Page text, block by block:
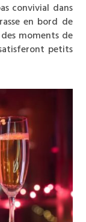
convivial dans
en bord de
moments de
petits